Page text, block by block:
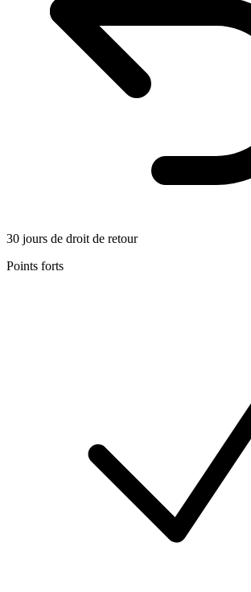
30 jours de droit de retour
Points forts